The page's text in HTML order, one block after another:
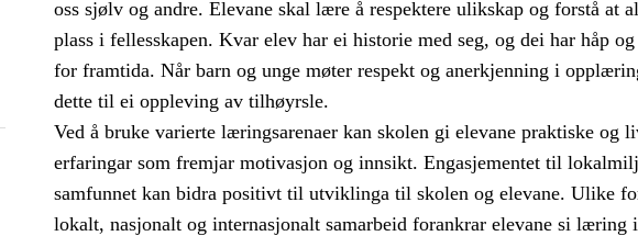
oss sjølv og andre. Elevane skal lære å respektere ulikskap og forstå at
plass i fellesskapen. Kvar elev har ei historie med seg, og dei har håp
for framtida. Når barn og unge møter respekt og anerkjenning i
dette til ei oppleving av tilhøyrsle.
Ved å bruke varierte læringsarenaer kan skolen gi elevane praktiske og
erfaringar som fremjar motivasjon og innsikt. Engasjementet til
samfunnet kan bidra positivt til utviklinga til skolen og elevane. Ulike
lokalt, nasjonalt og internasjonalt samarbeid forankrar elevane si læring